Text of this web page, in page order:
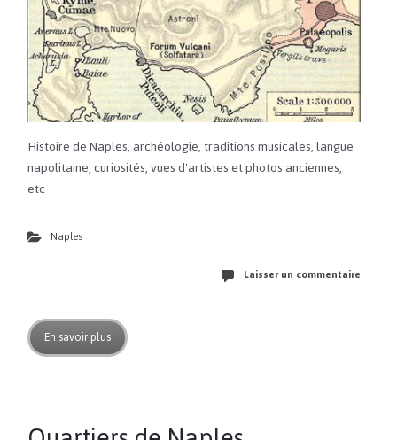
Histoire de Naples, archéologie, traditions musicales, langue
napolitaine, curiosités, vues d'artistes et photos anciennes,
etc
Naples
Laisser un commentaire
En savoir plus